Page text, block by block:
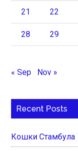
21 22
28 29
« Sep Nov »
Recent Posts
Кошки Стамбула